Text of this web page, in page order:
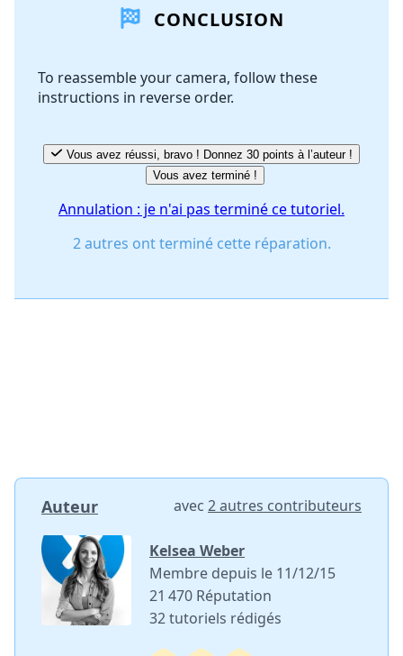
Ajouter un commentaire
Annuler Publier un commentaire
CONCLUSION
To reassemble your camera, follow these
instructions in reverse order.
Vous avez réussi, bravo ! Donnez 30 points à l’auteur !
Vous avez terminé !
Annulation : je n'ai pas terminé ce tutoriel.
2 autres ont terminé cette réparation.
Auteur avec 2 autres contributeurs
Kelsea Weber
Membre depuis le 11/12/15
21 470 Réputation
32 tutoriels rédigés